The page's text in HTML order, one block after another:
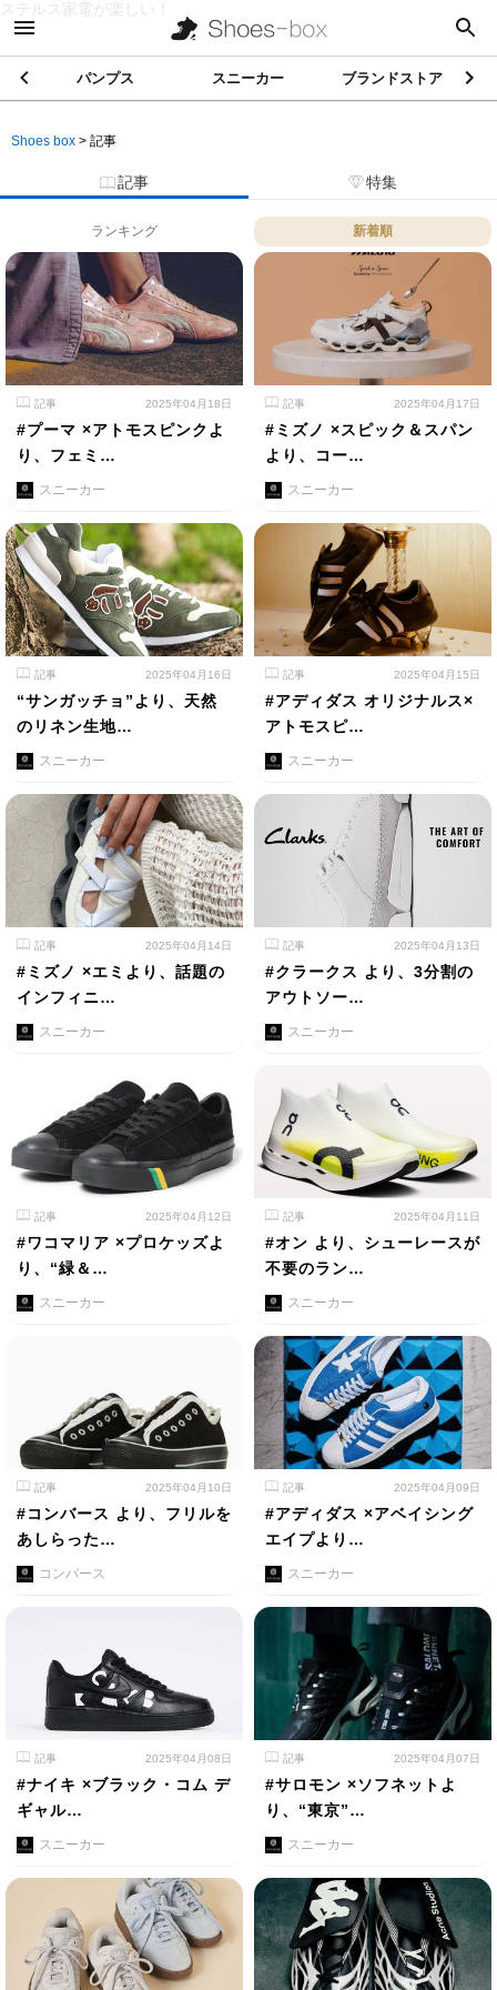
ステルス家電が楽しい！
パンプス スニーカー ブランドストア
Shoes box > 記事
記事 特集
ランキング 新着順
記事 2025年04月18日
#プーマ ×アトモスピンクよ
り、フェミ…
スニーカー
記事 2025年04月17日
#ミズノ ×スピック＆スパン
より、コー…
スニーカー
記事 2025年04月16日
“サンガッチョ”より、天然
のリネン生地…
スニーカー
記事 2025年04月15日
#アディダス オリジナルス×
アトモスピ…
スニーカー
記事 2025年04月14日
#ミズノ ×エミより、話題の
インフィニ…
スニーカー
記事 2025年04月13日
#クラークス より、3分割の
アウトソー…
スニーカー
記事 2025年04月12日
#ワコマリア ×プロケッズよ
り、“緑＆…
スニーカー
記事 2025年04月11日
#オン より、シューレースが
不要のラン…
スニーカー
記事 2025年04月10日
#コンバース より、フリルを
あしらった…
コンバース
記事 2025年04月09日
#アディダス ×アベイシング
エイプより…
スニーカー
記事 2025年04月08日
#ナイキ ×ブラック・コム デ
ギャル…
スニーカー
記事 2025年04月07日
#サロモン ×ソフネットよ
り、“東京”…
スニーカー